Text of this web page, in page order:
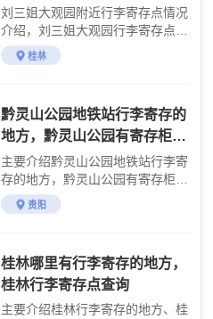
存怎么收费？
刘三姐大观园附近行李寄存点情况
介绍，刘三姐大观园行李寄存点收
费标准介绍
桂林
黔灵山公园地铁站行李寄存的
地方，黔灵山公园有寄存柜
吗？黔灵山公园行李寄存处，
贵阳有行李寄送服务吗？
主要介绍黔灵山公园地铁站行李寄
存的地方，黔灵山公园有寄存柜
吗？黔灵山公园行李寄存处。贵阳
黔灵山公园地铁站有行李寄存的地
贵阳
桂林哪里有行李寄存的地方，
桂林行李寄存点查询
主要介绍桂林行李寄存的地方、桂